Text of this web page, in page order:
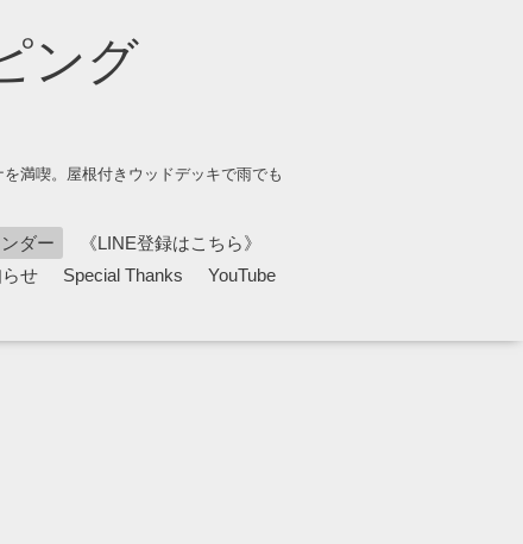
ング
満喫。屋根付きウッドデッキで雨でも
ダー
《LINE登録はこちら》
せ Special Thanks
YouTube